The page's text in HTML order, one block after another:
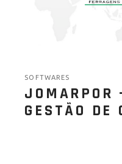
SOFTWARES
JOMARPOR
GESTÃO DE